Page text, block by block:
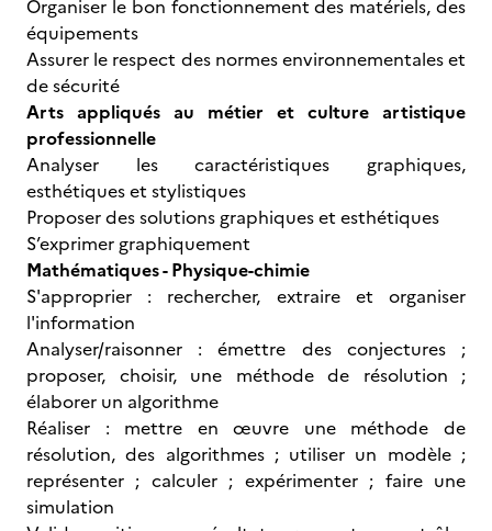
Organiser le bon fonctionnement des matériels, des
équipements
Assurer le respect des normes environnementales et
de sécurité
Arts appliqués au métier et culture artistique
professionnelle
Analyser les caractéristiques graphiques,
esthétiques et stylistiques
Proposer des solutions graphiques et esthétiques
S’exprimer graphiquement
Mathématiques - Physique-chimie
S'approprier : rechercher, extraire et organiser
l'information
Analyser/raisonner : émettre des conjectures ;
proposer, choisir, une méthode de résolution ;
élaborer un algorithme
Réaliser : mettre en œuvre une méthode de
résolution, des algorithmes ; utiliser un modèle ;
représenter ; calculer ; expérimenter ; faire une
simulation